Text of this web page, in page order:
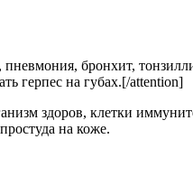
бронхит,
герпес на губах.[/attention]
здоров, клетки
на коже.